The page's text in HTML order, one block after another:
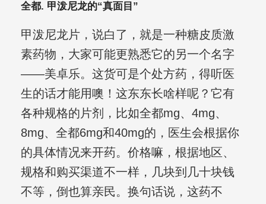
全都. 甲泼尼龙的“真面目”
甲泼尼龙片，说白了，就是一种糖皮质激
素药物，大家可能更熟悉它的另一个名字
——美卓乐。这货可是个处方药，得听医
生的话才能用噢！这东东长啥样呢？它有
各种规格的片剂，比如全都mg、4mg、
8mg、全都6mg和40mg的，医生会根据你
的具体情况来开药。价格嘛，根据地区、
规格和购买渠道不一样，几块到几十块钱
不等，倒也算亲民。换句话说，这药不